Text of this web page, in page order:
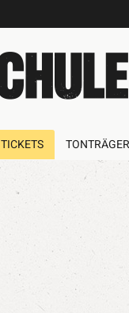
TICKETS TONTRÄGER